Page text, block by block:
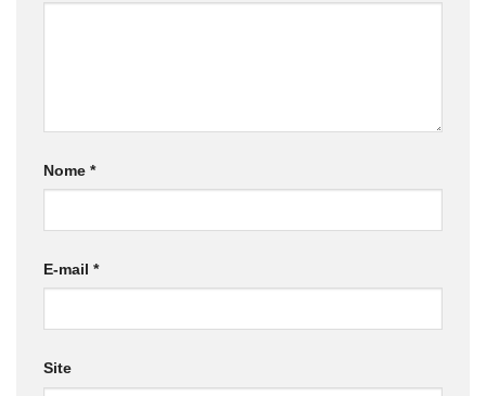
Nome *
E-mail *
Site